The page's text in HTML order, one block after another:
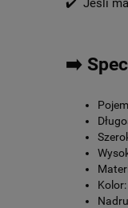
➡️
Kolor: